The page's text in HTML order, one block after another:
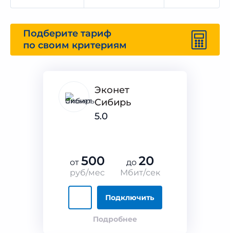
Подберите тариф
по своим критериям
Эконет
Сибирь
5.0
от 500
руб/мес
до 20
Мбит/сек
Подключить
Подробнее